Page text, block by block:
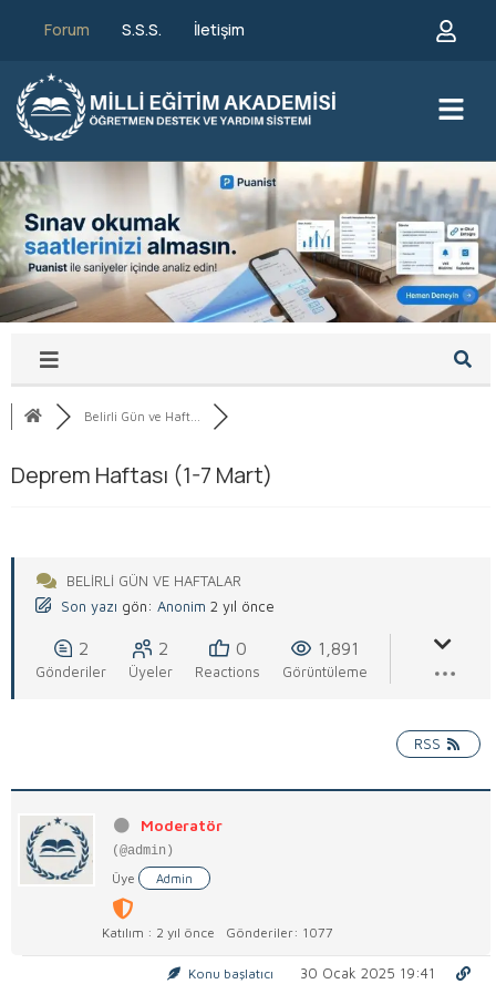
Forum S.S.S. İletişim
Belirli Gün ve Haft...
Deprem Haftası (1-7 Mart)
BELIRLI GÜN VE HAFTALAR
Son yazı gön: Anonim 2 yıl önce
2
Gönderiler
2
Üyeler
0
Reactions
1,891
Görüntüleme
RSS
Moderatör
(@admin)
Üye Admin
Katılım : 2 yıl önce Gönderiler: 1077
Konu başlatıcı 30 Ocak 2025 19:41